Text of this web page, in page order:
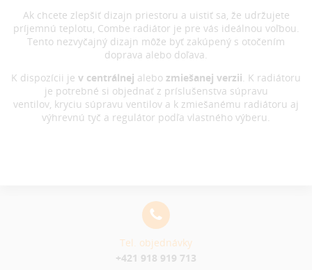
Ak chcete zlepšiť dizajn priestoru a uistiť sa, že udržujete
príjemnú teplotu, Combe radiátor je pre vás ideálnou voľbou.
Tento nezvyčajný dizajn môže byť zakúpený s otočením
doprava alebo doľava.
K dispozícii je v centrálnej alebo zmiešanej verzii. K radiátoru
je potrebné si objednať z príslušenstva súpravu
ventilov, kryciu súpravu ventilov a k zmiešanému radiátoru aj
výhrevnú tyč a regulátor podľa vlastného výberu.
Tel. objednávky
+421 918 919 713